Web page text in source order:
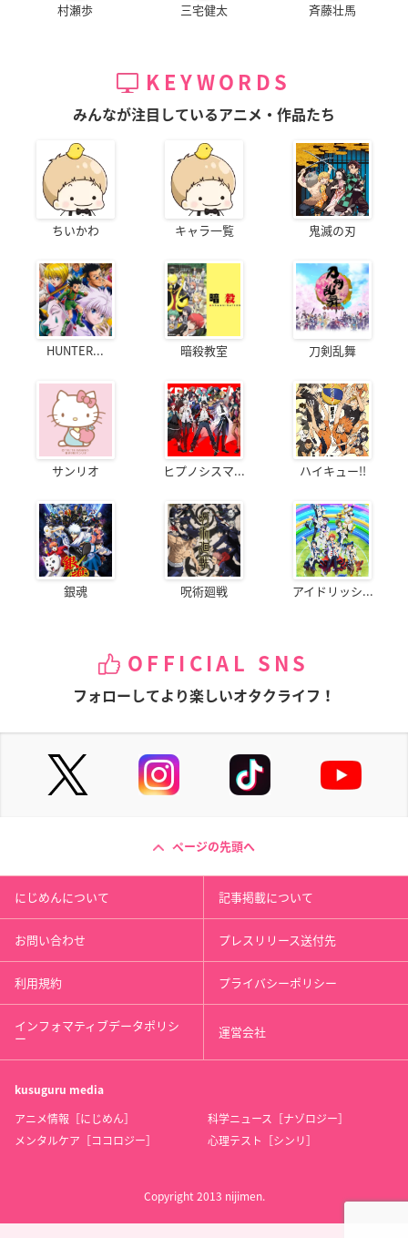
村瀬歩 三宅健太 斉藤壮馬
KEYWORDS
みんなが注目しているアニメ・作品たち
ちいかわ キャラ一覧 鬼滅の刃
HUNTER... 暗殺教室 刀剣乱舞
サンリオ ヒプノシスマ... ハイキュー!!
銀魂 呪術廻戦 アイドリッシ...
OFFICIAL SNS
フォローしてより楽しいオタクライフ！
ページの先頭へ
にじめんについて 記事掲載について
お問い合わせ プレスリリース送付先
利用規約 プライバシーポリシー
インフォマティブデータポリシ
ー 運営会社
kusuguru media
アニメ情報［にじめん］
科学ニュース［ナゾロジー］
メンタルケア［ココロジー］
心理テスト［シンリ］
Copyright 2013 nijimen.